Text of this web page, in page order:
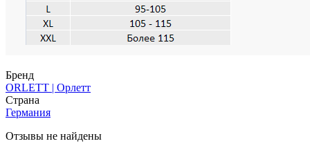
Бренд
ORLETT | Орлетт
Страна
Германия
Отзывы не найдены